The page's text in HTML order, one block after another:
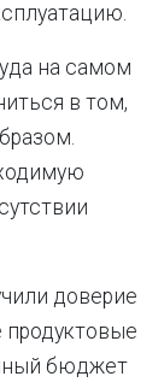
на самом
в том,
доверие
продуктовые
бюджет